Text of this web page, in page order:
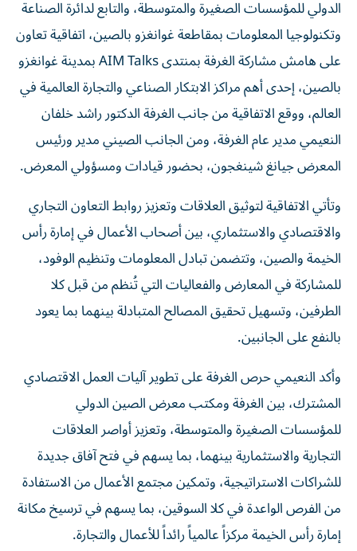
الدولي للمؤسسات الصغيرة والمتوسطة، والتابع لدائرة الصناعة
وتكنولوجيا المعلومات بمقاطعة غوانغزو بالصين، اتفاقية تعاون
على هامش مشاركة الغرفة بمنتدى AIM Talks بمدينة غوانغزو
بالصين، إحدى أهم مراكز الابتكار الصناعي والتجارة العالمية في
العالم، ووقع الاتفاقية من جانب الغرفة الدكتور راشد خلفان
النعيمي مدير عام الغرفة، ومن الجانب الصيني مدير ورئيس
المعرض جيانغ شينغجون، بحضور قيادات ومسؤولي المعرض.
وتأتي الاتفاقية لتوثيق العلاقات وتعزيز روابط التعاون التجاري
والاقتصادي والاستثماري، بين أصحاب الأعمال في إمارة رأس
الخيمة والصين، وتتضمن تبادل المعلومات وتنظيم الوفود،
للمشاركة في المعارض والفعاليات التي تُنظم من قبل كلا
الطرفين، وتسهيل تحقيق المصالح المتبادلة بينهما بما يعود
بالنفع على الجانبين.
وأكد النعيمي حرص الغرفة على تطوير آليات العمل الاقتصادي
المشترك، بين الغرفة ومكتب معرض الصين الدولي
للمؤسسات الصغيرة والمتوسطة، وتعزيز أواصر العلاقات
التجارية والاستثمارية بينهما، بما يسهم في فتح آفاق جديدة
للشراكات الاستراتيجية، وتمكين مجتمع الأعمال من الاستفادة
من الفرص الواعدة في كلا السوقين، بما يسهم في ترسيخ مكانة
إمارة رأس الخيمة مركزاً عالمياً رائداً للأعمال والتجارة.